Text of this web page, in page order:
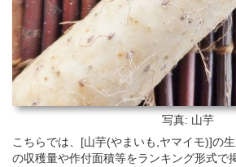
写真: 山芋
こちらでは、[山芋(やまいも,ヤマイモ)]の
の収穫量や作付面積等をランキング形式で